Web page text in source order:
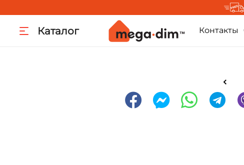
Каталог Контакты